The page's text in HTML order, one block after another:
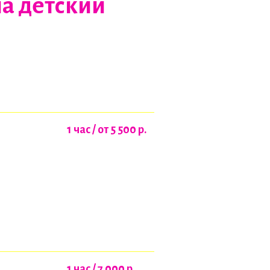
детский
1 час / от 5 500 р.